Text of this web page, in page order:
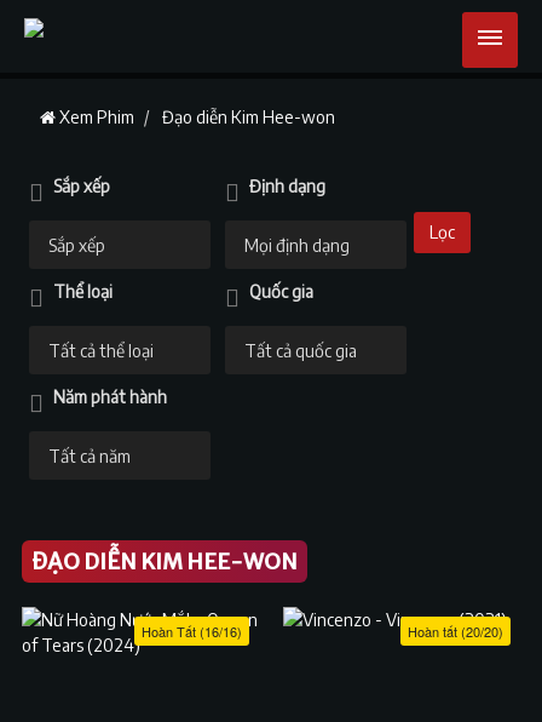
Xem Phim Đạo diễn Kim Hee-won
Sắp xếp Định dạng
Thể loại Quốc gia
Năm phát hành
Lọc
ĐẠO DIỄN KIM HEE-WON
Hoàn Tất (16/16) Hoàn tất (20/20)